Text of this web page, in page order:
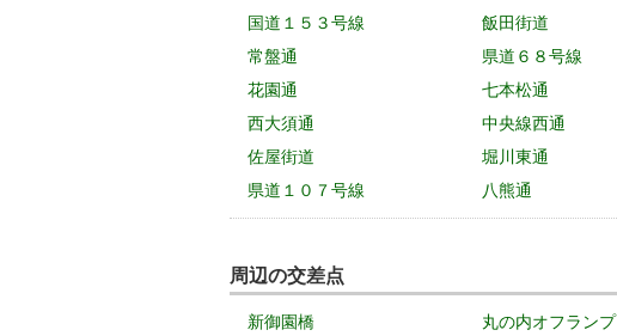
国道１５３号線
飯田街道
常盤通
県道６８号線
花園通
七本松通
西大須通
中央線西通
佐屋街道
堀川東通
県道１０７号線
八熊通
周辺の交差点
新御園橋 丸の内オフランプ